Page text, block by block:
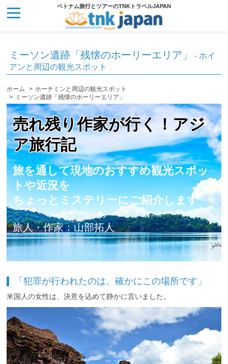
ベトナム旅行とツアーのTNKトラベルJAPAN
ミーソン遺跡「残懐のホーリーエリア」
- ホイ
アンと周辺の観光スポット
ホーム
ホーチミンと周辺の観光スポット
ミーソン遺跡「残懐のホーリーエリア」
売れ残り作家が行く！アジ
ア旅行記
旅を通して現地のおすすめ観光スポッ
トや近況を
ちょっとミステリーにご紹介します
旅人・作家：山部拓人
「犯罪が行われたのは、確かにこの場所です」
米国人の女性は、決意を込めて静かに言いました。